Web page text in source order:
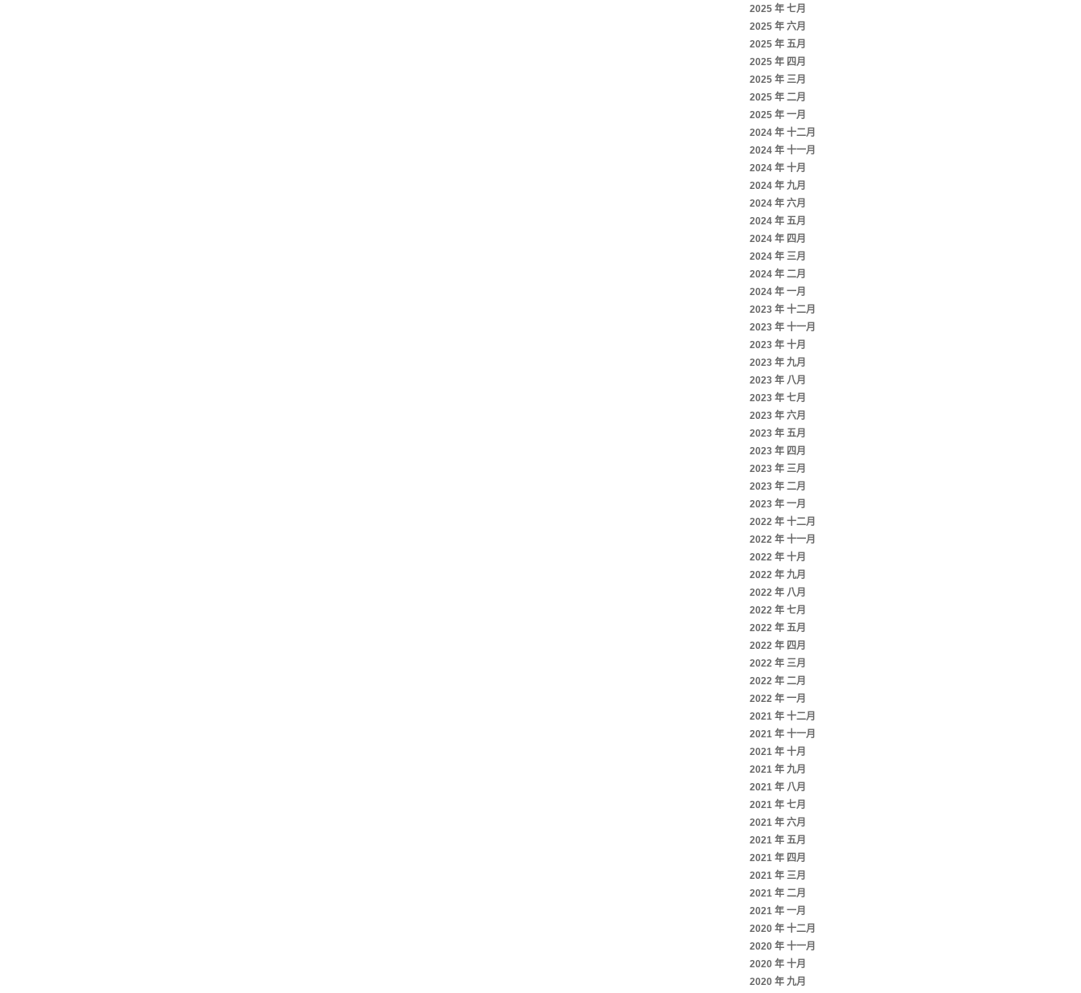
2025 年 七月
2025 年 六月
2025 年 五月
2025 年 四月
2025 年 三月
2025 年 二月
2025 年 一月
2024 年 十二月
2024 年 十一月
2024 年 十月
2024 年 九月
2024 年 六月
2024 年 五月
2024 年 四月
2024 年 三月
2024 年 二月
2024 年 一月
2023 年 十二月
2023 年 十一月
2023 年 十月
2023 年 九月
2023 年 八月
2023 年 七月
2023 年 六月
2023 年 五月
2023 年 四月
2023 年 三月
2023 年 二月
2023 年 一月
2022 年 十二月
2022 年 十一月
2022 年 十月
2022 年 九月
2022 年 八月
2022 年 七月
2022 年 五月
2022 年 四月
2022 年 三月
2022 年 二月
2022 年 一月
2021 年 十二月
2021 年 十一月
2021 年 十月
2021 年 九月
2021 年 八月
2021 年 七月
2021 年 六月
2021 年 五月
2021 年 四月
2021 年 三月
2021 年 二月
2021 年 一月
2020 年 十二月
2020 年 十一月
2020 年 十月
2020 年 九月